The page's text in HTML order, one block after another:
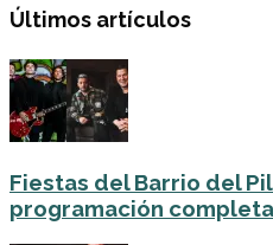
Últimos artículos
Fiestas del Barrio del
programación completa